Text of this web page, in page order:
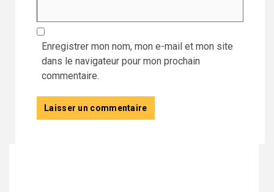
Enregistrer mon nom, mon e-mail et mon site
dans le navigateur pour mon prochain
commentaire.